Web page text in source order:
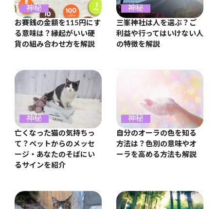
神秘
お賽銭の金額を115円にす
る意味は？縁起がいい硬
貨の組み合わせ方を解説
神秘
三峯神社は人を選ぶ？ご
利益や行ってはいけない人
の特徴を解説
神秘
亡くなった猫の気持ちっ
て？ペットからのメッセ
ージ・あなたのそばにい
るサインを紹介
神秘
自分のオーラの色を知る
方法は？色別の意味やオ
ーラを高める方法も解説